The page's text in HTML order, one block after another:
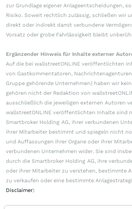
zur Grundlage eigener Anlageentscheidungen,
Risiko. Soweit rechtlich zulässig, schließen wir
direkt oder indirekt damit verbundene
Vorsatz oder grobe Fahrlässigkeit bleibt
Ergänzender Hinweis für Inhalte externer
Auf die bei wallstreetONLINE veröffentlichten
von Gastkommentatoren,
Gruppe gehörende Unternehmen) haben wir
gehören nicht der Redaktion von
ausschließlich die jeweiligen externen Autoren
wallstreetONLINE veröffentlichten Inhalte sind
Smartbroker Holding AG, ihrer verbundenen
ihrer Mitarbeiter bestimmt und spiegeln nicht
und Auffassungen ihrer Organe oder ihrer
verbundenen Unternehmen wider. Sie sind
durch die Smartbroker Holding AG, ihre
oder ihrer Mitarbeiter zu verstehen, bestimmte
zu verkaufen oder eine bestimmte
Disclaimer)